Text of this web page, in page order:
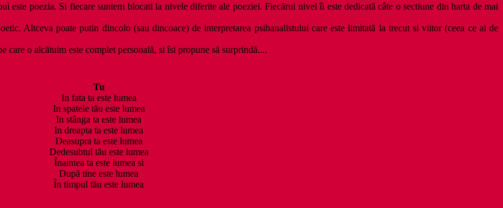
este poezia. Si fiecare suntem blocati la nivele diferite ale poeziei. Fiecărui nivel îi este dedicată câte o sectiune din harta de mai
Altceva poate putin dincolo (sau dincoace) de interpretarea psihanalistului care este limitată la trecut si viitor (ceea ce ai de
care o alcătuim este complet personală, si îsi propune să surprindă....
Tu
In fata ta este lumea
In spatele tău este lumea
In stânga ta este lumea
In dreapta ta este lumea
Deasupra ta este lumea
Dedesubtul tău este lumea
Înaintea ta este lumea si
După tine este lumea
În timpul tău este lumea